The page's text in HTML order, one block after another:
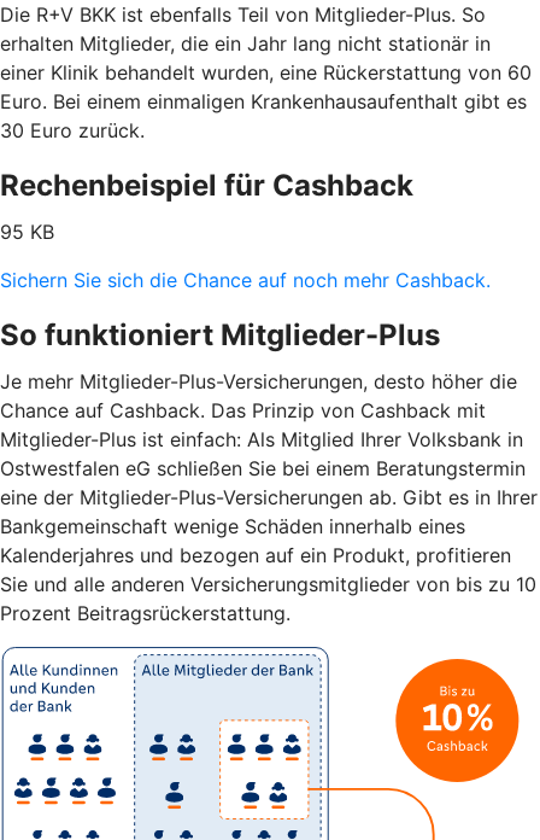
Die R+V BKK ist ebenfalls Teil von Mitglieder-Plus. So
erhalten Mitglieder, die ein Jahr lang nicht stationär in
einer Klinik behandelt wurden, eine Rückerstattung von 60
Euro. Bei einem einmaligen Krankenhausaufenthalt gibt es
30 Euro zurück.
Rechenbeispiel für Cashback
95 KB
Sichern Sie sich die Chance auf noch mehr Cashback.
So funktioniert Mitglieder-Plus
Je mehr Mitglieder-Plus-Versicherungen, desto höher die
Chance auf Cashback. Das Prinzip von Cashback mit
Mitglieder-Plus ist einfach: Als Mitglied Ihrer Volksbank in
Ostwestfalen eG schließen Sie bei einem Beratungstermin
eine der Mitglieder-Plus-Versicherungen ab. Gibt es in Ihrer
Bankgemeinschaft wenige Schäden innerhalb eines
Kalenderjahres und bezogen auf ein Produkt, profitieren
Sie und alle anderen Versicherungsmitglieder von bis zu 10
Prozent Beitragsrückerstattung.